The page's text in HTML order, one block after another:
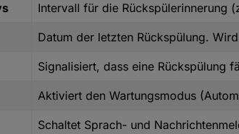
Intervall für die Rückspülerinnerung
Datum der letzten Rückspülung.
Signalisiert, dass eine Rückspülung
Aktiviert den Wartungsmodus
Schaltet Sprach- und